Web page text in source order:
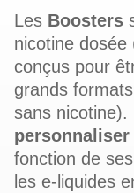
Les Boosters
nicotine
conçus pour
grands
sans
fonction de
les e‑liquides